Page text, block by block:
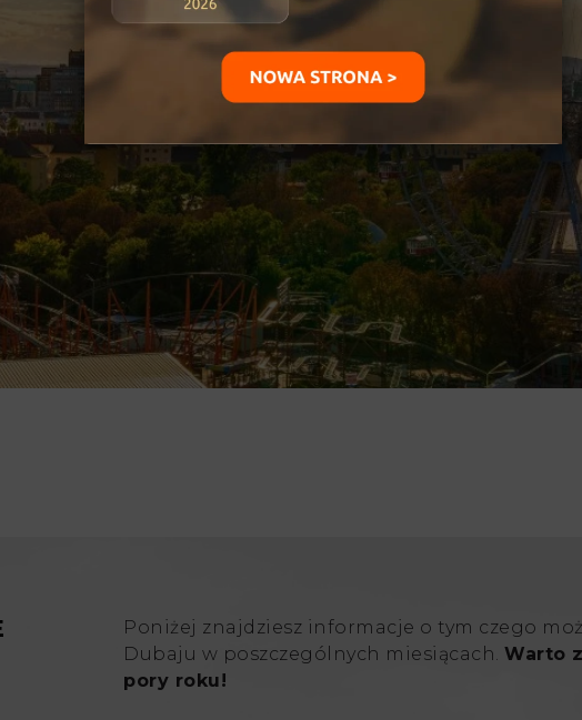
Poniżej znajdziesz informacje o tym czego
Dubaju w poszczególnych miesiącach. Warto
pory roku!